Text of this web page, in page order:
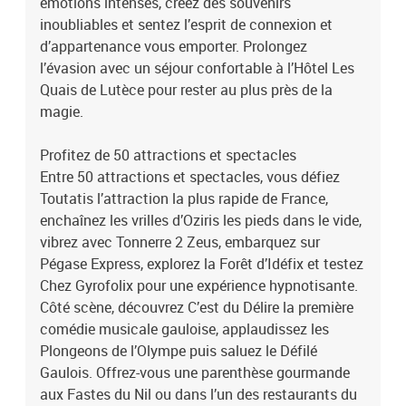
inoubliables et sentez l’esprit de connexion et
d’appartenance vous emporter. Prolongez
l’évasion avec un séjour confortable à l’Hôtel Les
Quais de Lutèce pour rester au plus près de la
magie.
Profitez de 50 attractions et spectacles
Entre 50 attractions et spectacles, vous défiez
Toutatis l’attraction la plus rapide de France,
enchaînez les vrilles d’Oziris les pieds dans le vide,
vibrez avec Tonnerre 2 Zeus, embarquez sur
Pégase Express, explorez la Forêt d’Idéfix et testez
Chez Gyrofolix pour une expérience hypnotisante.
Côté scène, découvrez C’est du Délire la première
comédie musicale gauloise, applaudissez les
Plongeons de l’Olympe puis saluez le Défilé
Gaulois. Offrez-vous une parenthèse gourmande
aux Fastes du Nil ou dans l’un des restaurants du